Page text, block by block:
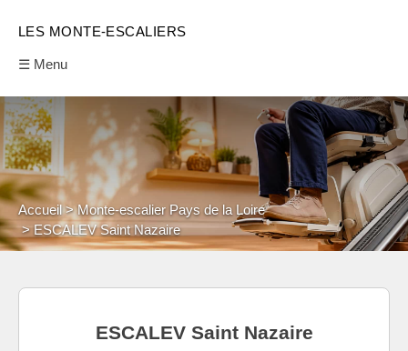
LES MONTE-ESCALIERS
☰ Menu
Accueil
Monte-escalier Pays de la Loire
ESCALEV Saint Nazaire
ESCALEV Saint Nazaire